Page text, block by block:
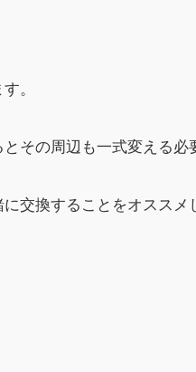
。
その周辺も一式変える必
交換することをオススメ